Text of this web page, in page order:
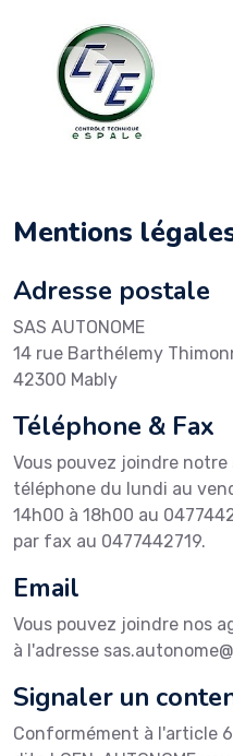
Mentions
Adresse postale
SAS AUTONOME
14 rue Barthélemy
42300 Mably
Téléphone & Fax
Vous pouvez joindre
téléphone du lundi au
14h00 à 18h00 au
par fax au 0477442719.
Email
Vous pouvez joindre nos
à l'adresse
Signaler un
Conformément à l'article